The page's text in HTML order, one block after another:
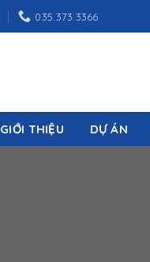
035.373.3366
GIỚI THIỆU DỰ ÁN